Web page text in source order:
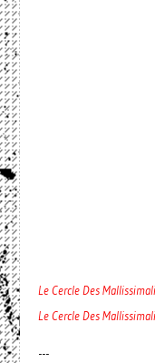
Le Cercle Des
Le Cercle Des
---